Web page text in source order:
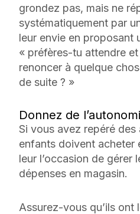
grondez pas, mais ne
systématiquement par
leur envie en proposant
« préfères-tu attendre
renoncer à quelque
de suite ? »
Donnez de
Si vous avez repéré
enfants doivent acheter
leur l’occasion de gérer
dépenses en magasin.
Assurez-vous qu’ils ont